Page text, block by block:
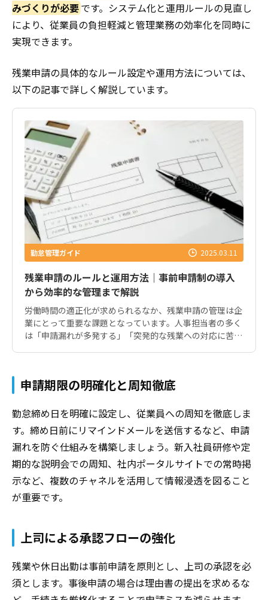
みづくりが必要です。システム化と運用ルールの見直し
により、従業員の負担軽減と管理業務の効率化を同時に
実現できます。
残業申請の具体的なルール設定や運用方法については、
以下の記事で詳しく解説しています。
勤怠管理ガイド 2025.03.11
残業申請のルールと運用方法｜事前申請制の導入
から効率的な管理まで解説
労働時間の適正化が求められるなか、残業申請の管理は企
業にとって重要な課題となっています。人事担当者の多く
は「申請漏れが多発する」「突発的な残業への対応に苦慮
さが増しています。 2019年の働き方改革関連法施行によ
への適用拡大により、より厳格な残業管理が必要となりま
した。本記事では、人事担当者が直面するこれらの課題に
対し、残業申請制度の基本から効率的な運用方法まで、実
務に即して解説します。
申請期限の明確化と周知徹底
勤怠締め日を明確に設定し、従業員への周知を徹底しま
す。締め日前にリマインドメールを送信するなど、申請
漏れを防ぐ仕組みを構築しましょう。新入社員研修や定
期的な説明会での周知、社内ポータルサイトでの常時掲
示など、複数のチャネルを活用して情報浸透を図ること
が重要です。
上司による承認フローの強化
残業や休日出勤は事前申請を原則とし、上司の承認を必
須とします。事後申請の場合は理由書の提出を求めるな